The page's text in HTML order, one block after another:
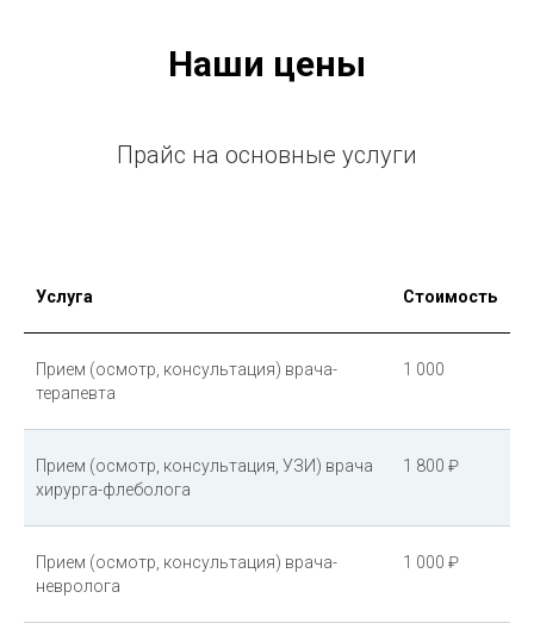
Наши цены
Прайс на основные услуги
Услуга Стоимость
Прием (осмотр, консультация) врача-
терапевта
1 000
Прием (осмотр, консультация, УЗИ) врача
хирурга-флеболога
1 800 ₽
Прием (осмотр, консультация) врача-
невролога
1 000 ₽